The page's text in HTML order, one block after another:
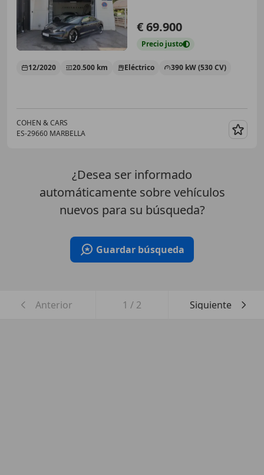
€ 69.900
Precio justo
12/2020 20.500 km Eléctrico 390 kW (530 CV)
COHEN & CARS
ES-29660 MARBELLA
¿Desea ser informado
automáticamente sobre vehículos
nuevos para su búsqueda?
Guardar búsqueda
Anterior 1 / 2 Siguiente